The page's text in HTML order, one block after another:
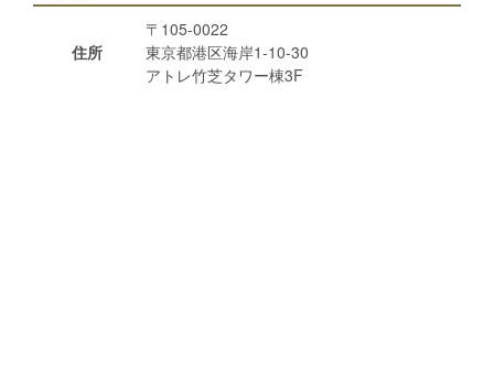
住所
〒105-0022
東京都港区海岸1-10-30
アトレ竹芝タワー棟3F